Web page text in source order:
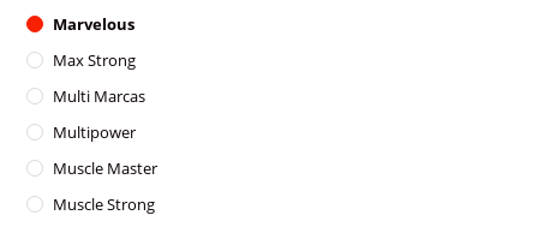
Marvelous
Max Strong
Multi Marcas
Multipower
Muscle Master
Muscle Strong